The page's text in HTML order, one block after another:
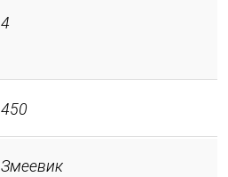
4
450
Змеевик